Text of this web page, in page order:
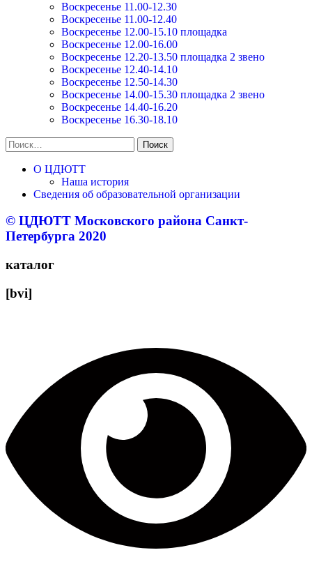
Воскресенье 11.00-12.30
Воскресенье 11.00-12.40
Воскресенье 12.00-15.10 площадка
Воскресенье 12.00-16.00
Воскресенье 12.20-13.50 площадка 2 звено
Воскресенье 12.40-14.10
Воскресенье 12.50-14.30
Воскресенье 14.00-15.30 площадка 2 звено
Воскресенье 14.40-16.20
Воскресенье 16.30-18.10
Найти:
О ЦДЮТТ
Наша история
Сведения об образовательной организации
© ЦДЮТТ Московского района Санкт-
Петербурга 2020
каталог
[bvi]